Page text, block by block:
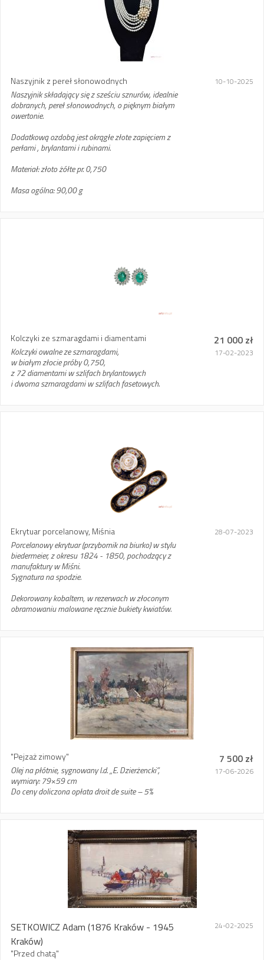
Naszyjnik z pereł słonowodnych
Naszyjnik składający się z sześciu sznurów, idealnie
dobranych, pereł słonowodnych, o pięknym białym
owertonie.
Dodatkową ozdobą jest okrągłe złote zapięciem z
perłami , brylantami i rubinami.
Materiał: złoto żółte pr. 0,750
Masa ogólna: 90,00 g
10-10-2025
Kolczyki ze szmaragdami i diamentami
Kolczyki owalne ze szmaragdami,
w białym złocie próby 0,750,
z 72 diamentami w szlifach brylantowych
i dwoma szmaragdami w szlifach fasetowych.
21 000 zł
17-02-2023
Ekrytuar porcelanowy, Miśnia
Porcelanowy ekrytuar (przybornik na biurko) w stylu
biedermeier, z okresu 1824 - 1850, pochodzący z
manufaktury w Miśni.
Sygnatura na spodzie.
Dekorowany kobaltem, w rezerwach w złoconym
obramowaniu malowane ręcznie bukiety kwiatów.
28-07-2023
"Pejzaż zimowy"
Olej na płótnie, sygnowany l.d. „E. Dzierżencki”,
wymiary: 79×59 cm
Do ceny doliczona opłata droit de suite – 5%
7 500 zł
17-06-2026
SETKOWICZ Adam (1876 Kraków - 1945
Kraków)
"Przed chatą"
24-02-2025